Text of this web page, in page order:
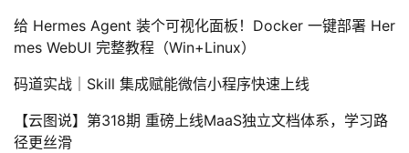
给 Hermes Agent 装个可视化面板！Docker 一键部署 Her
mes WebUI 完整教程（Win+Linux）
码道实战｜Skill 集成赋能微信小程序快速上线
【云图说】第318期 重磅上线MaaS独立文档体系，学习路
径更丝滑